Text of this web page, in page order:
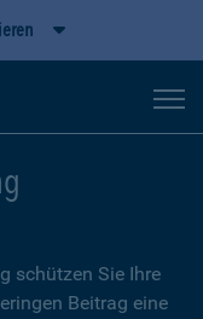
schützen Sie Ihre
Beitrag eine